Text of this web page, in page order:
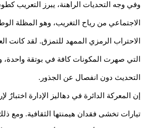
وفي وجه التحديات الراهنة، يبرز التعريب
الاجتماعي من رياح التغريب، وهو المظلة
الاحتراب الرمزي الممهد للتمزق. لقد كانت
التي صهرت المكونات كافة في بوتقة واحدة،
التحديث دون انفصال عن الجذور.
إن المعركة الدائرة في دهاليز الإدارة اختبارٌ
تيارات تخشى فقدان هيمنتها الثقافية. ومع